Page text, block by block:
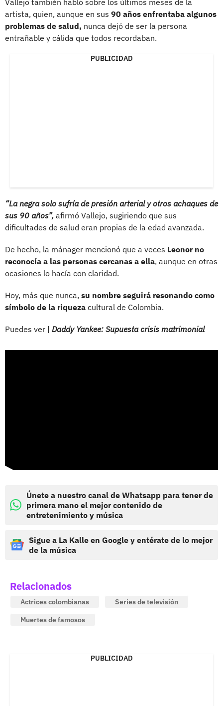
Vallejo también habló sobre los últimos meses de la
artista, quien, aunque en sus 90 años enfrentaba algunos
problemas de salud, nunca dejó de ser la persona
entrañable y cálida que todos recordaban.
PUBLICIDAD
“La negra solo sufría de presión arterial y otros achaques de
sus 90 años”, afirmó Vallejo, sugiriendo que sus
dificultades de salud eran propias de la edad avanzada.
De hecho, la mánager mencionó que a veces Leonor no
reconocía a las personas cercanas a ella, aunque en otras
ocasiones lo hacía con claridad.
Hoy, más que nunca, su nombre seguirá resonando como
símbolo de la riqueza cultural de Colombia.
Puedes ver | Daddy Yankee: Supuesta crisis matrimonial
Únete a nuestro canal de Whatsapp para tener de
primera mano el mejor contenido de
entretenimiento y música
Sigue a La Kalle en Google y entérate de lo mejor
de la música
Relacionados
Actrices colombianas
Series de televisión
Muertes de famosos
PUBLICIDAD